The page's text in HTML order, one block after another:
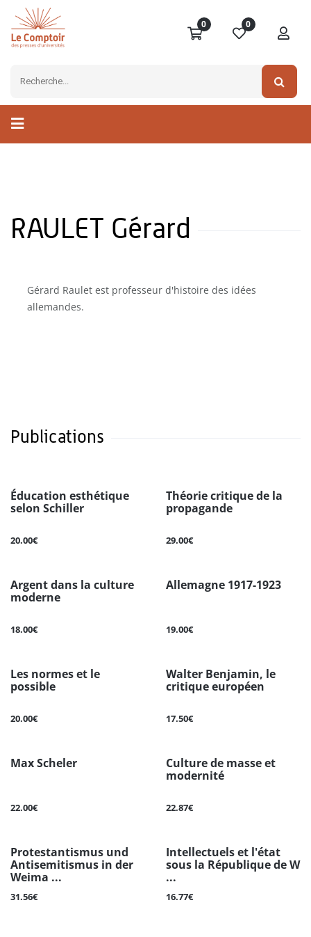
0 0
RAULET Gérard
Gérard Raulet est professeur d'histoire des idées
allemandes.
Publications
Éducation esthétique
selon Schiller
20.00€
Théorie critique de la
propagande
29.00€
Argent dans la culture
moderne
18.00€
Allemagne 1917-1923
19.00€
Les normes et le
possible
20.00€
Walter Benjamin, le
critique européen
17.50€
Max Scheler
22.00€
Culture de masse et
modernité
22.87€
Protestantismus und
Antisemitismus in der
Weima ...
31.56€
Intellectuels et l'état
sous la République de W
...
16.77€